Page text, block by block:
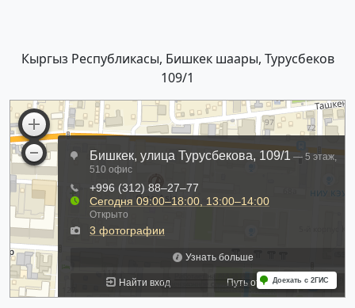
Кыргыз Республикасы, Бишкек шаары, Турусбеков
109/1